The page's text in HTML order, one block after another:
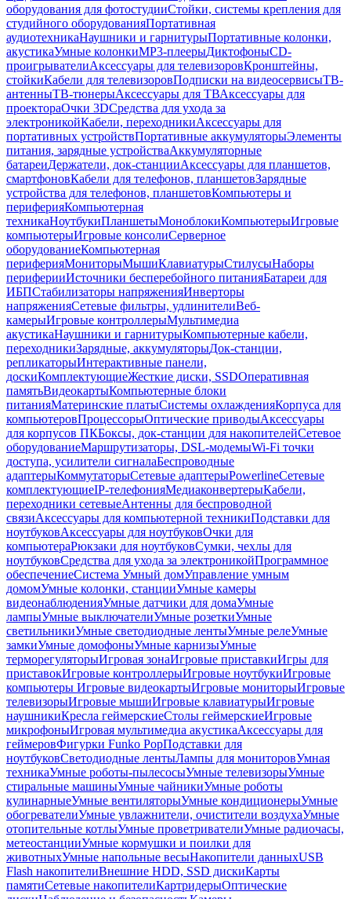
оборудования для фотостудииСтойки, системы крепления для
студийного оборудованияПортативная
аудиотехникаНаушники и гарнитурыПортативные колонки,
акустикаУмные колонкиMP3-плеерыДиктофоныCD-
проигрывателиАксессуары для телевизоровКронштейны,
стойкиКабели для телевизоровПодписки на видеосервисыТВ-
антенныТВ-тюнерыАксессуары для ТВАксессуары для
проектораОчки 3DСредства для ухода за
электроникойКабели, переходникиАксессуары для
портативных устройствПортативные аккумуляторыЭлементы
питания, зарядные устройстваАккумуляторные
батареиДержатели, док-станцииАксессуары для планшетов,
смартфоновКабели для телефонов, планшетовЗарядные
устройства для телефонов, планшетовКомпьютеры и
периферияКомпьютерная
техникаНоутбукиПланшетыМоноблокиКомпьютерыИгровые
компьютерыИгровые консолиСерверное
оборудованиеКомпьютерная
периферияМониторыМышиКлавиатурыСтилусыНаборы
периферииИсточники бесперебойного питанияБатареи для
ИБПСтабилизаторы напряженияИнверторы
напряженияСетевые фильтры, удлинителиВеб-
камерыИгровые контроллерыМультимедиа
акустикаНаушники и гарнитурыКомпьютерные кабели,
переходникиЗарядные, аккумуляторыДок-станции,
репликаторыИнтерактивные панели,
доскиКомплектующиеЖесткие диски, SSDОперативная
памятьВидеокартыКомпьютерные блоки
питанияМатеринские платыСистемы охлажденияКорпуса для
компьютеровПроцессорыОптические приводыАксессуары
для корпусов ПКБоксы, док-станции для накопителейСетевое
оборудованиеМаршрутизаторы, DSL-модемыWi-Fi точки
доступа, усилители сигналаБеспроводные
адаптерыКоммутаторыСетевые адаптерыPowerlineСетевые
комплектующиеIP-телефонияМедиаконвертерыКабели,
переходники сетевыеАнтенны для беспроводной
связиАксессуары для компьютерной техникиПодставки для
ноутбуковАксессуары для ноутбуковОчки для
компьютераРюкзаки для ноутбуковСумки, чехлы для
ноутбуковСредства для ухода за электроникойПрограммное
обеспечениеСистема Умный домУправление умным
домомУмные колонки, станцииУмные камеры
видеонаблюденияУмные датчики для домаУмные
лампыУмные выключателиУмные розеткиУмные
светильникиУмные светодиодные лентыУмные релеУмные
замкиУмные домофоныУмные карнизыУмные
терморегуляторыИгровая зонаИгровые приставкиИгры для
приставокИгровые контроллерыИгровые ноутбукиИгровые
компьютеры Игровые видеокартыИгровые мониторыИгровые
телевизорыИгровые мышиИгровые клавиатурыИгровые
наушникиКресла геймерскиеСтолы геймерскиеИгровые
микрофоныИгровая мультимедиа акустикаАксессуары для
геймеровФигурки Funko PopПодставки для
ноутбуковСветодиодные лентыЛампы для мониторовУмная
техникаУмные роботы-пылесосыУмные телевизорыУмные
стиральные машиныУмные чайникиУмные роботы
кулинарныеУмные вентиляторыУмные кондиционерыУмные
обогревателиУмные увлажнители, очистители воздухаУмные
отопительные котлыУмные проветривателиУмные радиочасы,
метеостанцииУмные кормушки и поилки для
животныхУмные напольные весыНакопители данныхUSB
Flash накопителиВнешние HDD, SSD дискиКарты
памятиСетевые накопителиКартридерыОптические